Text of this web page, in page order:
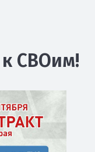
СВОим!